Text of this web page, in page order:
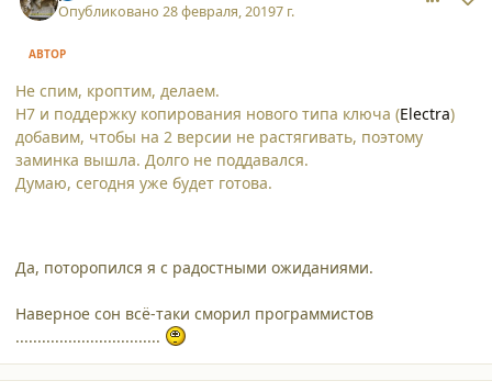
Опубликовано28 февраля, 20197 г.
АВТОР
Не спим, кроптим, делаем.
H7 и поддержку копирования нового типа ключа (Electra)
добавим, чтобы на 2 версии не растягивать, поэтому
заминка вышла. Долго не поддавался.
Думаю, сегодня уже будет готова.
Да, поторопился я с радостными ожиданиями.
Наверное сон всё-таки сморил программистов
.................................